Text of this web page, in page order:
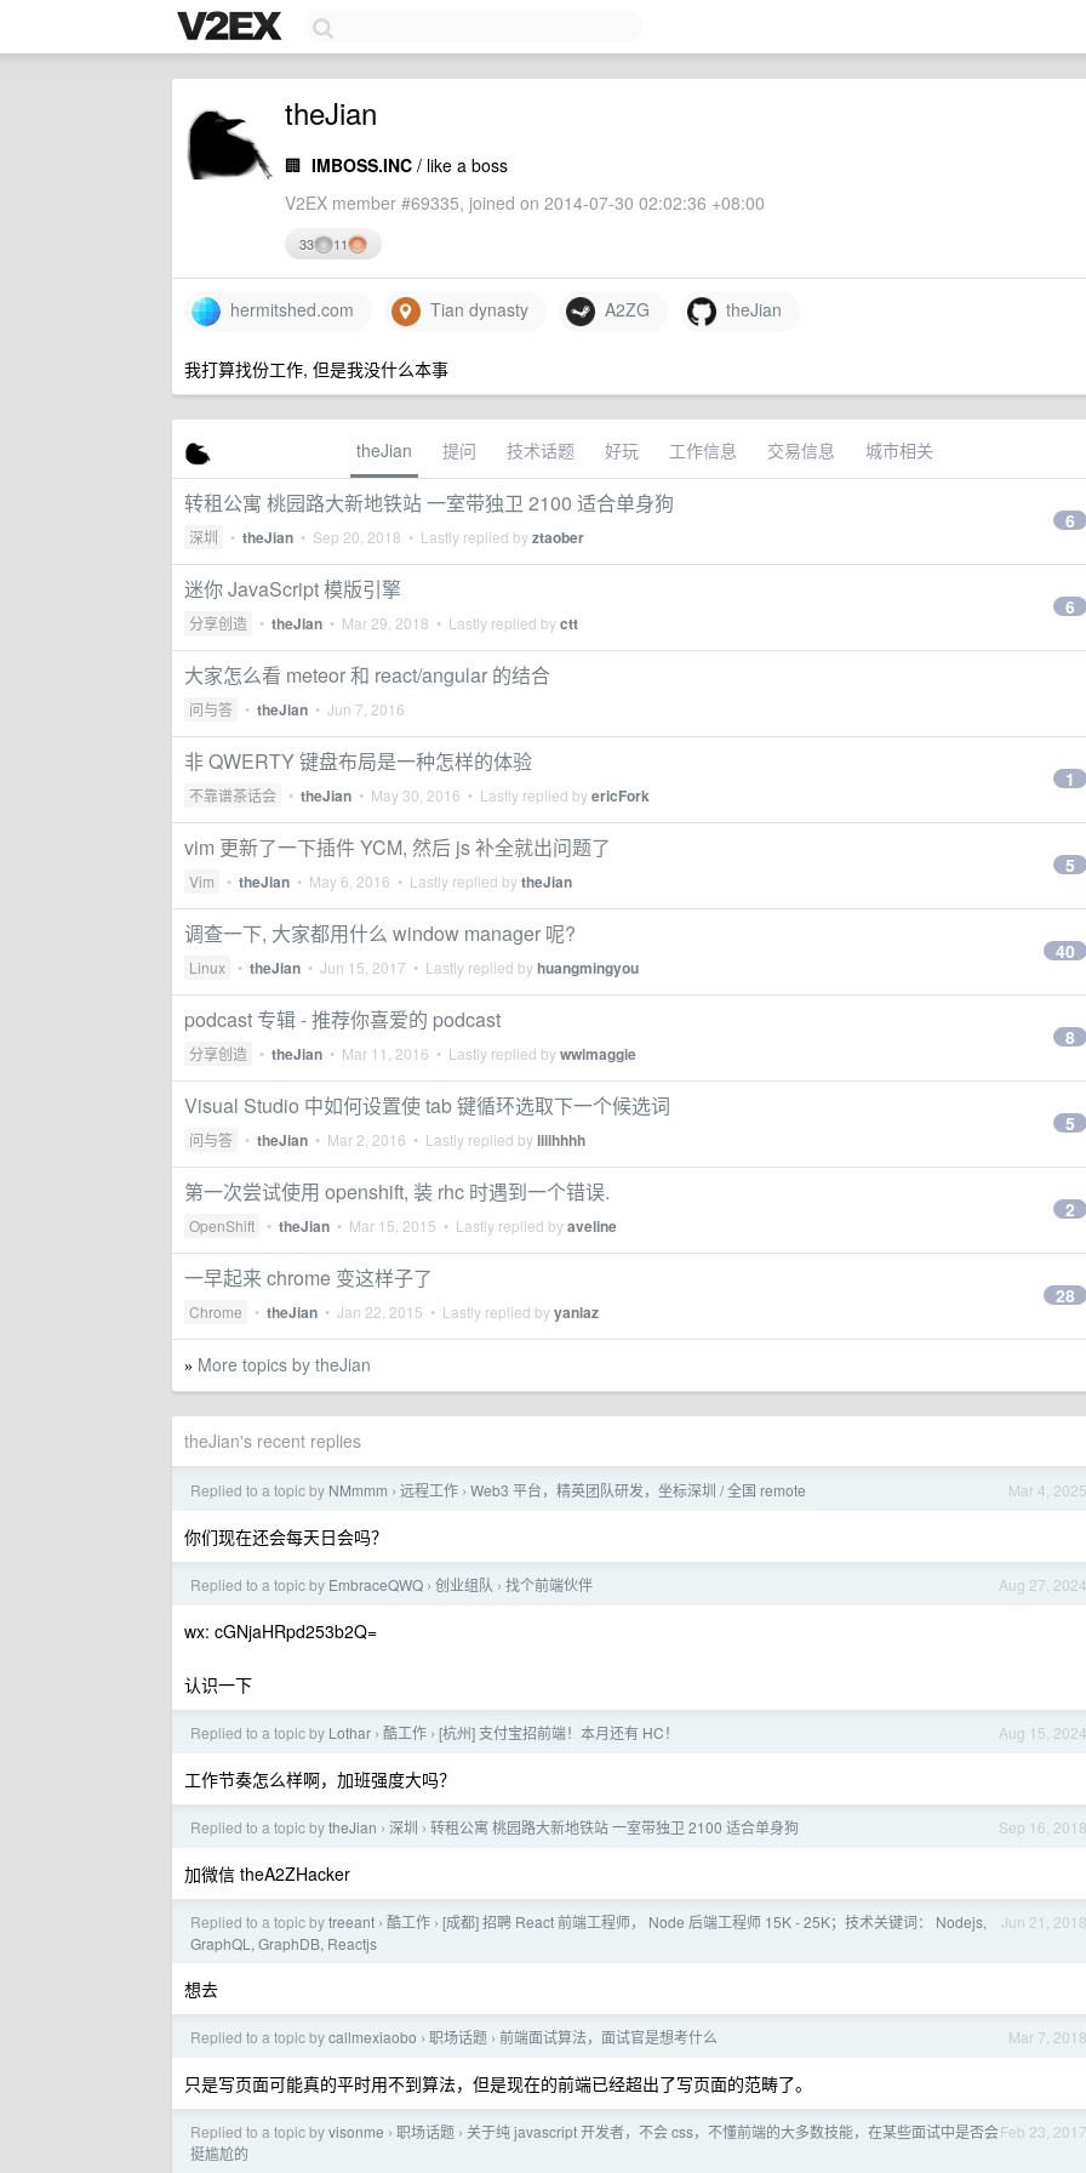
theJian
🏢 IMBOSS.INC / like a boss
V2EX member #69335, joined on 2014-07-30 02:02:36 +08:00
33 11
hermitshed.com Tian dynasty A2ZG theJian
我打算找份工作, 但是我没什么本事
theJian 提问 技术话题 好玩 工作信息 交易信息 城市相关
转租公寓 桃园路大新地铁站 一室带独卫 2100 适合单身狗
深圳 • theJian • Sep 20, 2018 • Lastly replied byztaober
6
迷你 JavaScript 模版引擎
分享创造 • theJian • Mar 29, 2018 • Lastly replied byctt
6
大家怎么看 meteor 和 react/angular 的结合
问与答 • theJian • Jun 7, 2016
非 QWERTY 键盘布局是一种怎样的体验
不靠谱茶话会 • theJian • May 30, 2016 • Lastly replied byericFork
1
vim 更新了一下插件 YCM, 然后 js 补全就出问题了
Vim • theJian • May 6, 2016 • Lastly replied bytheJian
5
调查一下, 大家都用什么 window manager 呢?
Linux • theJian • Jun 15, 2017 • Lastly replied byhuangmingyou
40
podcast 专辑 - 推荐你喜爱的 podcast
分享创造 • theJian • Mar 11, 2016 • Lastly replied bywwimaggie
8
Visual Studio 中如何设置使 tab 键循环选取下一个候选词
问与答 • theJian • Mar 2, 2016 • Lastly replied byliiihhhh
5
第一次尝试使用 openshift, 装 rhc 时遇到一个错误.
OpenShift • theJian • Mar 15, 2015 • Lastly replied byaveline
2
一早起来 chrome 变这样子了
Chrome • theJian • Jan 22, 2015 • Lastly replied byyanlaz
28
» More topics by theJian
theJian's recent replies
Mar 4, 2025
Replied to a topic by NMmmm › 远程工作 › Web3 平台，精英团队研发，坐标深圳 / 全国 remote
你们现在还会每天日会吗？
Aug 27, 2024
Replied to a topic by EmbraceQWQ › 创业组队 › 找个前端伙伴
wx: cGNjaHRpd253b2Q=
认识一下
Aug 15, 2024
Replied to a topic by Lothar › 酷工作 › [杭州] 支付宝招前端！本月还有 HC！
工作节奏怎么样啊，加班强度大吗？
Sep 16, 2018
Replied to a topic bytheJian › 深圳 › 转租公寓 桃园路大新地铁站 一室带独卫 2100 适合单身狗
加微信 theA2ZHacker
Jun 21, 2018
Replied to a topic bytreeant › 酷工作 › [成都] 招聘 React 前端工程师， Node 后端工程师 15K - 25K；技术关键词： Nodejs,
GraphQL, GraphDB, Reactjs
想去
Mar 7, 2018
Replied to a topic bycallmexiaobo › 职场话题 › 前端面试算法，面试官是想考什么
只是写页面可能真的平时用不到算法，但是现在的前端已经超出了写页面的范畴了。
Feb 23, 2017
Replied to a topic byvisonme › 职场话题 › 关于纯 javascript 开发者，不会 css，不懂前端的大多数技能，在某些面试中是否会
挺尴尬的